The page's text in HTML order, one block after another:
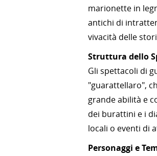
marionette in
antichi di
vivacità delle
Struttura dello
Gli spettacoli di
"guarattellaro",
grande abilità e
dei burattini e i
locali o eventi di
Personaggi e